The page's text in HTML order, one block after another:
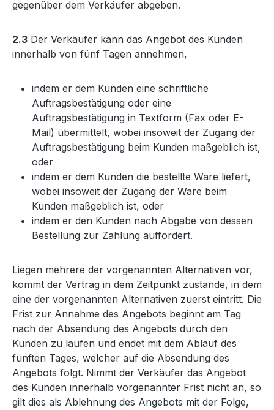
gegenüber dem Verkäufer abgeben.
2.3 Der Verkäufer kann das Angebot des Kunden
innerhalb von fünf Tagen annehmen,
indem er dem Kunden eine schriftliche
Auftragsbestätigung oder eine
Auftragsbestätigung in Textform (Fax oder E-
Mail) übermittelt, wobei insoweit der Zugang der
Auftragsbestätigung beim Kunden maßgeblich ist,
oder
indem er dem Kunden die bestellte Ware liefert,
wobei insoweit der Zugang der Ware beim
Kunden maßgeblich ist, oder
indem er den Kunden nach Abgabe von dessen
Bestellung zur Zahlung auffordert.
Liegen mehrere der vorgenannten Alternativen vor,
kommt der Vertrag in dem Zeitpunkt zustande, in dem
eine der vorgenannten Alternativen zuerst eintritt. Die
Frist zur Annahme des Angebots beginnt am Tag
nach der Absendung des Angebots durch den
Kunden zu laufen und endet mit dem Ablauf des
fünften Tages, welcher auf die Absendung des
Angebots folgt. Nimmt der Verkäufer das Angebot
des Kunden innerhalb vorgenannter Frist nicht an, so
gilt dies als Ablehnung des Angebots mit der Folge,